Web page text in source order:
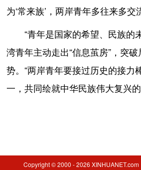
为‘常来族’，两岸青年多往来多交
“青年是国家的希望、民族的
湾青年主动走出“信息茧房”，突
势。“两岸青年要接过历史的接力
一，共同绘就中华民族伟大复兴
Copyright © 2000 - 2026